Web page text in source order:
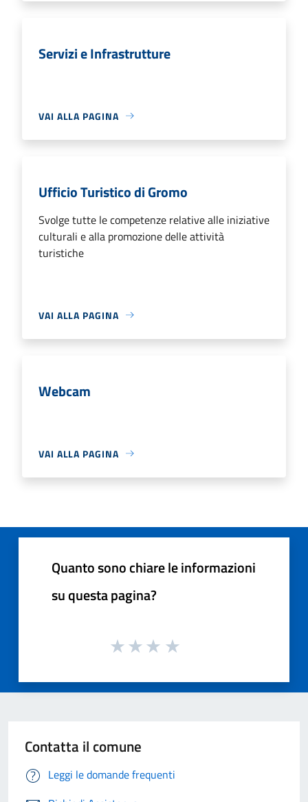
Servizi e Infrastrutture
VAI ALLA PAGINA
Ufficio Turistico di Gromo
Svolge tutte le competenze relative alle iniziative
culturali e alla promozione delle attività
turistiche
VAI ALLA PAGINA
Webcam
VAI ALLA PAGINA
Quanto sono chiare le informazioni
su questa pagina?
Contatta il comune
Leggi le domande frequenti